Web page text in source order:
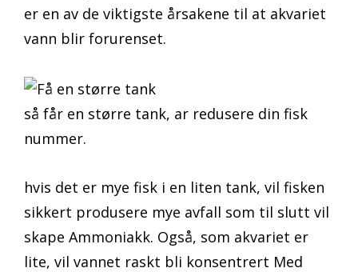
er en av de viktigste årsakene til at akvariet
vann blir forurenset.
så får en større tank, ar redusere din fisk
nummer.
hvis det er mye fisk i en liten tank, vil fisken
sikkert produsere mye avfall som til slutt vil
skape Ammoniakk. Også, som akvariet er
lite, vil vannet raskt bli konsentrert Med